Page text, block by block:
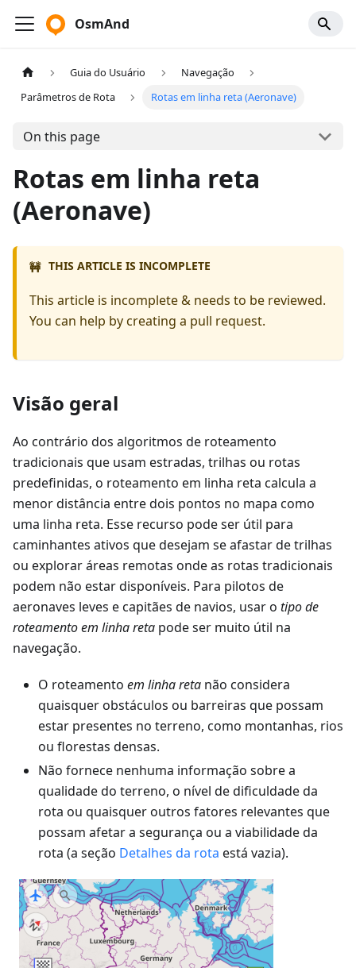
OsmAnd
Guia do Usuário
Navegação
Parâmetros de Rota
Rotas em linha reta (Aeronave)
On this page
Rotas em linha reta
(Aeronave)
🚧 THIS ARTICLE IS INCOMPLETE
This article is incomplete & needs to be reviewed.
You can help by creating a pull request.
Visão geral
Ao contrário dos algoritmos de roteamento
tradicionais que usam estradas, trilhas ou rotas
predefinidas, o roteamento em linha reta calcula a
menor distância entre dois pontos no mapa como
uma linha reta. Esse recurso pode ser útil para
caminhantes ativos que desejam se afastar de trilhas
ou explorar áreas remotas onde as rotas tradicionais
podem não estar disponíveis. Para pilotos de
aeronaves leves e capitães de navios, usar o tipo de
roteamento em linha reta pode ser muito útil na
navegação.
O roteamento em linha reta não considera
quaisquer obstáculos ou barreiras que possam
estar presentes no terreno, como montanhas, rios
ou florestas densas.
Não fornece nenhuma informação sobre a
qualidade do terreno, o nível de dificuldade da
rota ou quaisquer outros fatores relevantes que
possam afetar a segurança ou a viabilidade da
rota (a seção Detalhes da rota está vazia).